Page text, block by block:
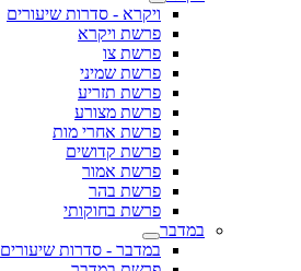
ויקרא - סדרות שיעורים
פרשת ויקרא
פרשת צו
פרשת שמיני
פרשת תזריע
פרשת מצורע
פרשת אחרי מות
פרשת קדושים
פרשת אמור
פרשת בהר
פרשת בחוקותי
במדבר
במדבר - סדרות שיעורים